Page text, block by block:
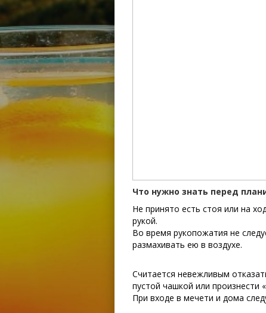
Что нужно знать перед
Не принято есть стоя или на
рукой.
Во время рукопожатия не
размахивать ею в воздухе.
Считается невежливым
пустой чашкой или произнести
При входе в мечети и дома